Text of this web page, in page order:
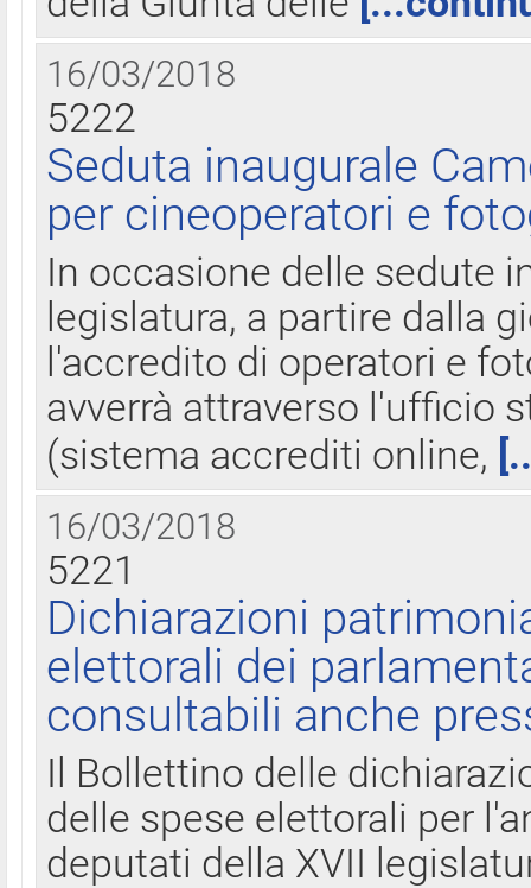
16/03/2018
5222
Seduta inaugurale
per cineoperatori e
In occasione delle sedute
legislatura, a partire dalla
l'accredito di operatori e
avverrà attraverso l'ufficio
(sistema accrediti online,
16/03/2018
5221
Dichiarazioni
elettorali dei
consultabili anche
Il Bollettino delle
delle spese elettorali per
deputati della XVII